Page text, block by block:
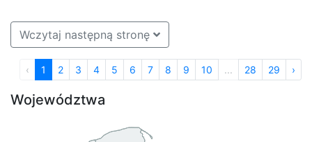
Wczytaj następną stronę
‹ 1 2 3 4 5 6 7 8 9 10 ... 28 29 ›
Województwa